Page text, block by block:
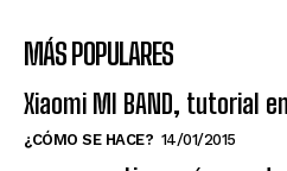
MÁS POPULARES
Xiaomi MI BAND, tutorial
¿CÓMO SE HACE? 14/01/2015